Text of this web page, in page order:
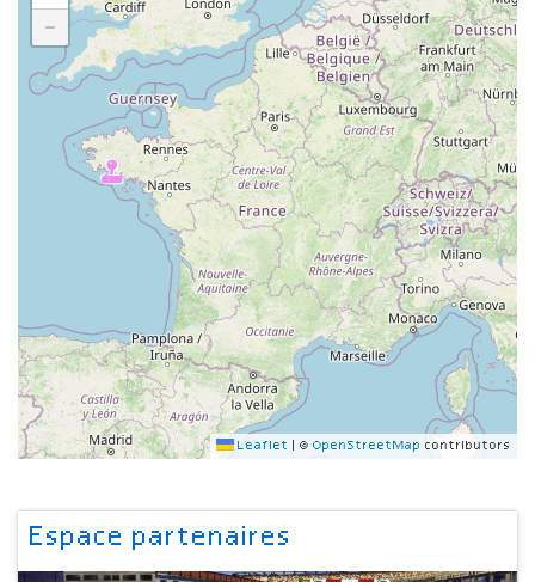
−
Leaflet © OpenStreetMap contributors
Espace partenaires